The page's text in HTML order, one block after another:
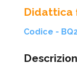
Didattica
Codice -